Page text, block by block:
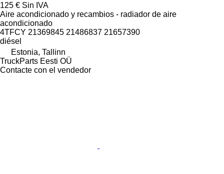
125 € Sin IVA
Aire acondicionado y recambios - radiador de aire
acondicionado
4TFCY 21369845 21486837 21657390
diésel
Estonia, Tallinn
TruckParts Eesti OÜ
Contacte con el vendedor